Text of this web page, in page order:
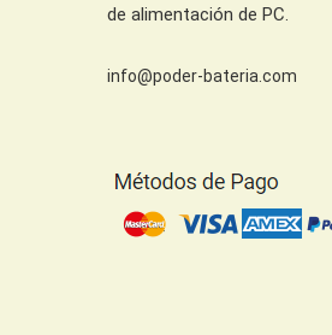
de alimentación de PC.
info@poder-bateria.com